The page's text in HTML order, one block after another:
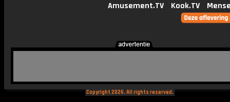
Amusement.TV
Kook.TV
Copyright 2026. All rights reserved.